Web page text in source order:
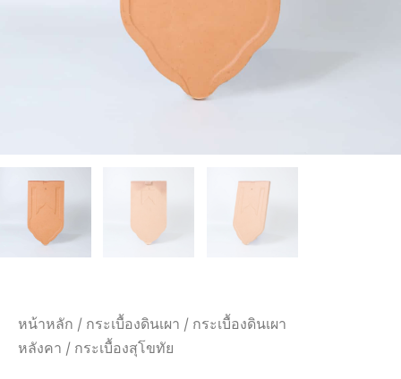
หน้าหลัก / กระเบื้องดินเผา / กระเบื้องดินเผา
หลังคา / กระเบื้องสุโขทัย